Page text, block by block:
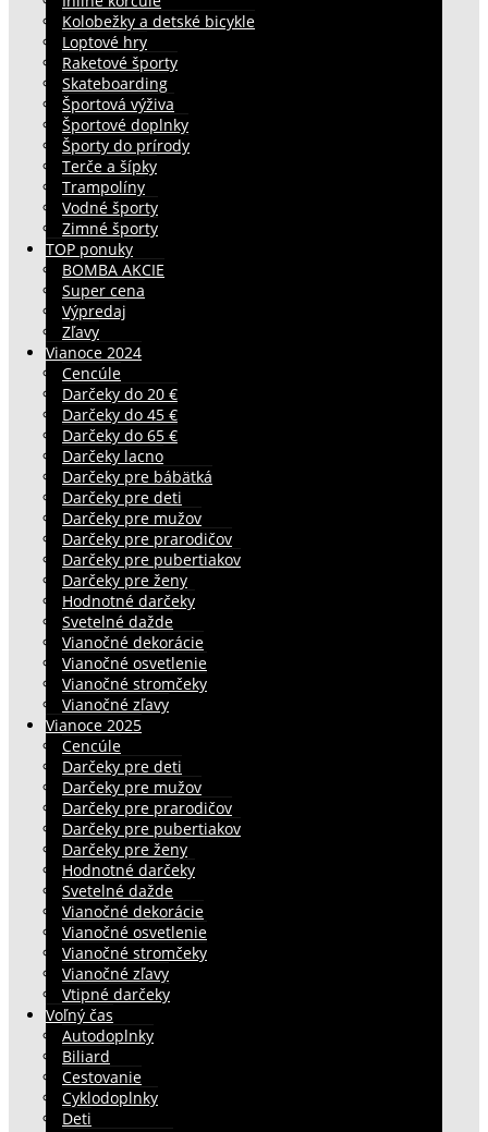
Kolobežky a detské bicykle
Loptové hry
Raketové športy
Skateboarding
Športová výživa
Športové doplnky
Športy do prírody
Terče a šípky
Trampolíny
Vodné športy
Zimné športy
TOP ponuky
BOMBA AKCIE
Super cena
Výpredaj
Zľavy
Vianoce 2024
Cencúle
Darčeky do 20 €
Darčeky do 45 €
Darčeky do 65 €
Darčeky lacno
Darčeky pre bábätká
Darčeky pre deti
Darčeky pre mužov
Darčeky pre prarodičov
Darčeky pre pubertiakov
Darčeky pre ženy
Hodnotné darčeky
Svetelné dažde
Vianočné dekorácie
Vianočné osvetlenie
Vianočné stromčeky
Vianočné zľavy
Vianoce 2025
Cencúle
Darčeky pre deti
Darčeky pre mužov
Darčeky pre prarodičov
Darčeky pre pubertiakov
Darčeky pre ženy
Hodnotné darčeky
Svetelné dažde
Vianočné dekorácie
Vianočné osvetlenie
Vianočné stromčeky
Vianočné zľavy
Vtipné darčeky
Voľný čas
Autodoplnky
Biliard
Cestovanie
Cyklodoplnky
Deti